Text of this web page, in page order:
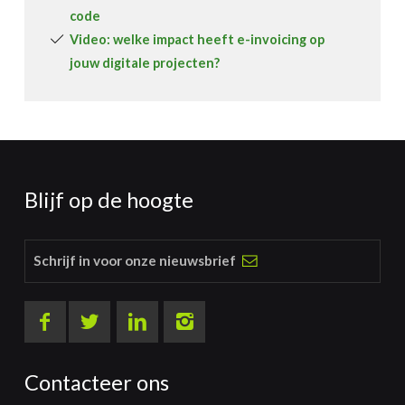
code
Video: welke impact heeft e-invoicing op
jouw digitale projecten?
Blijf op de hoogte
Schrijf in voor onze nieuwsbrief
Contacteer ons